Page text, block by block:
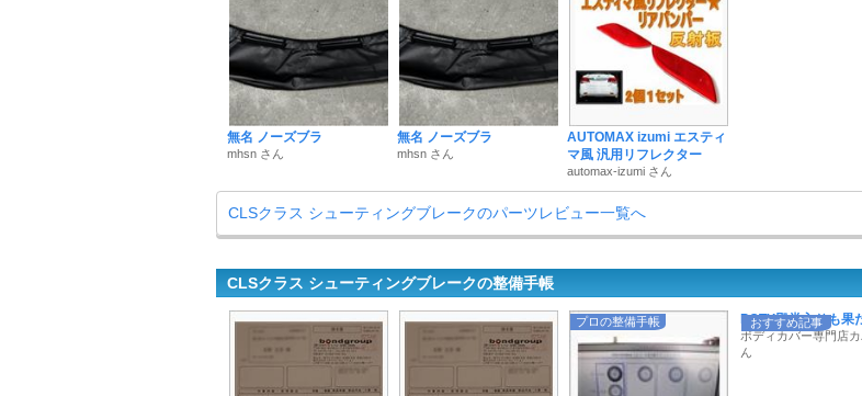
無名 ノーズブラ
mhsn さん
無名 ノーズブラ
mhsn さん
AUTOMAX izumi エスティ
マ風 汎用リフレクター
automax-izumi さん
CLSクラス シューティングブレークのパーツレビュー一覧へ
CLSクラス シューティングブレークの整備手帳
プロの整備手帳 おすすめ記事
POTY殿堂入りも果
ボディカバー専門店カ
ん